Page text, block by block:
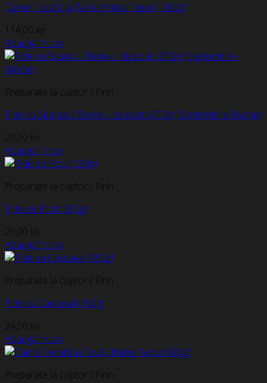
Carne Tocată la Tavă / Hatay Tepsi (1000g)
114,00 lei
Adaugă în coș
Preparate la cuptor / Firin
Pide cu Spanac / Borek – de post (270g) (Septembrie-Martie)
20,00 lei
Adaugă în coș
Preparate la cuptor / Firin
Pide de Post (350g)
20,00 lei
Adaugă în coș
Preparate la cuptor / Firin
Pide cu Cașcaval (350g)
24,00 lei
Adaugă în coș
Preparate la cuptor / Firin